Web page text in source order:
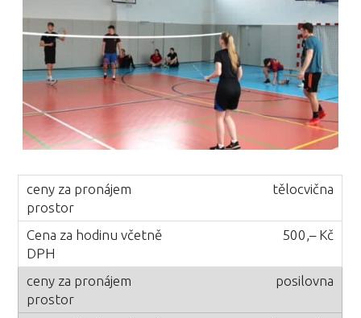
tělocvična
500,– Kč
posilovna